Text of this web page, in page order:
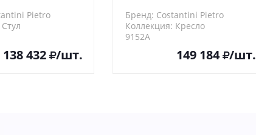
Pietro
138 432 /шт.
Бренд: Costantini Pietro
Коллекция: Кресло
9152A
149 184 /шт.